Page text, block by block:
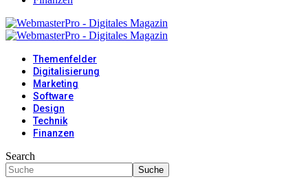
Themenfelder
Digitalisierung
Marketing
Software
Design
Technik
Finanzen
Search